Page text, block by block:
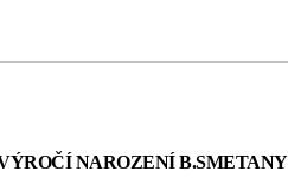
VÝROČÍ NAROZENÍ B.SMETANY